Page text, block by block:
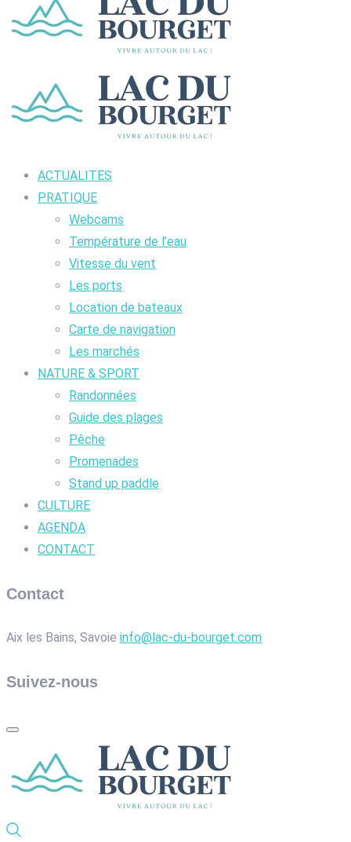
ACTUALITES
PRATIQUE
Webcams
Température de l’eau
Vitesse du vent
Les ports
Location de bateaux
Carte de navigation
Les marchés
NATURE & SPORT
Randonnées
Guide des plages
Pêche
Promenades
Stand up paddle
CULTURE
AGENDA
CONTACT
Contact
Aix les Bains, Savoie info@lac-du-bourget.com
Suivez-nous